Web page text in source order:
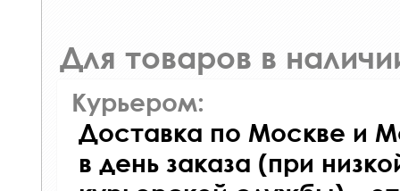
Для товаров в
Курьером:
Доставка по Москве и
в день заказа (при